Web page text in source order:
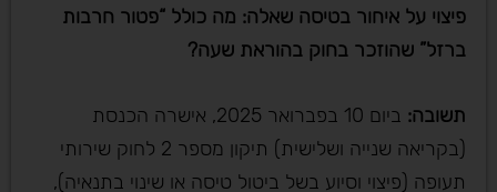
פיצוי על איחור בטיסה שאלה: מה כולל “פטור חרבות
ברזל” שהוזכר בחוק בהוראת שעה?
תשובה:
ביום 10 בפברואר 2025, אישרה הכנסת
(בקריאה שנייה ושלישית) תיקון מספר 2 לחוק שירותי
תעופה (פיצוי וסיוע בשל ביטול טיסה או שינוי בתנאיה),